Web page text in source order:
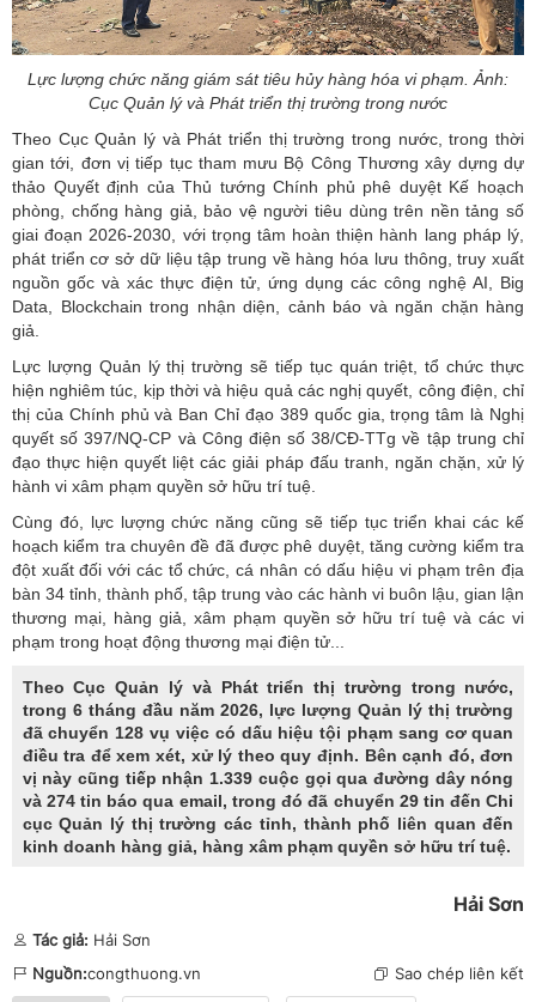
Lực lượng chức năng giám sát tiêu hủy hàng hóa vi phạm. Ảnh:
Cục Quản lý và Phát triển thị trường trong nước
Theo Cục Quản lý và Phát triển thị trường trong nước, trong thời
gian tới, đơn vị tiếp tục tham mưu Bộ Công Thương xây dựng dự
thảo Quyết định của Thủ tướng Chính phủ phê duyệt Kế hoạch
phòng, chống hàng giả, bảo vệ người tiêu dùng trên nền tảng số
giai đoạn 2026-2030, với trọng tâm hoàn thiện hành lang pháp lý,
phát triển cơ sở dữ liệu tập trung về hàng hóa lưu thông, truy xuất
nguồn gốc và xác thực điện tử, ứng dụng các công nghệ AI, Big
Data, Blockchain trong nhận diện, cảnh báo và ngăn chặn hàng
giả.
Lực lượng Quản lý thị trường sẽ tiếp tục quán triệt, tổ chức thực
hiện nghiêm túc, kịp thời và hiệu quả các nghị quyết, công điện, chỉ
thị của Chính phủ và Ban Chỉ đạo 389 quốc gia, trọng tâm là Nghị
quyết số 397/NQ-CP và Công điện số 38/CĐ-TTg về tập trung chỉ
đạo thực hiện quyết liệt các giải pháp đấu tranh, ngăn chặn, xử lý
hành vi xâm phạm quyền sở hữu trí tuệ.
Cùng đó, lực lượng chức năng cũng sẽ tiếp tục triển khai các kế
hoạch kiểm tra chuyên đề đã được phê duyệt, tăng cường kiểm tra
đột xuất đối với các tổ chức, cá nhân có dấu hiệu vi phạm trên địa
bàn 34 tỉnh, thành phố, tập trung vào các hành vi buôn lậu, gian lận
thương mại, hàng giả, xâm phạm quyền sở hữu trí tuệ và các vi
phạm trong hoạt động thương mại điện tử...
Theo Cục Quản lý và Phát triển thị trường trong nước,
trong 6 tháng đầu năm 2026, lực lượng Quản lý thị trường
đã chuyển 128 vụ việc có dấu hiệu tội phạm sang cơ quan
điều tra để xem xét, xử lý theo quy định. Bên cạnh đó, đơn
vị này cũng tiếp nhận 1.339 cuộc gọi qua đường dây nóng
và 274 tin báo qua email, trong đó đã chuyển 29 tin đến Chi
cục Quản lý thị trường các tỉnh, thành phố liên quan đến
kinh doanh hàng giả, hàng xâm phạm quyền sở hữu trí tuệ.
Hải Sơn
Tác giả: Hải Sơn
Nguồn:congthuong.vn Sao chép liên kết